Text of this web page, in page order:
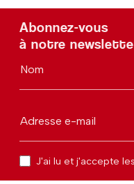
Abonnez-vous
à notre
Nom
Adresse e-mail
J'ai lu et j'accepte les